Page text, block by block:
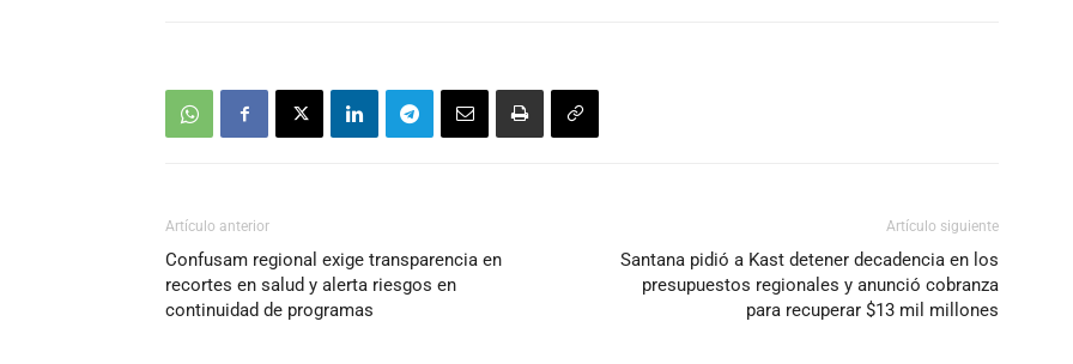
Artículo anterior
Confusam regional exige transparencia en
recortes en salud y alerta riesgos en
continuidad de programas
Artículo siguiente
Santana pidió a Kast detener decadencia en los
presupuestos regionales y anunció cobranza
para recuperar $13 mil millones